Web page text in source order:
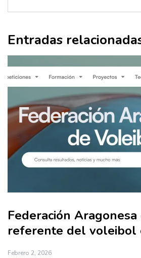
Entradas
Federación
referente del voleibol
Febrero 2, 2026